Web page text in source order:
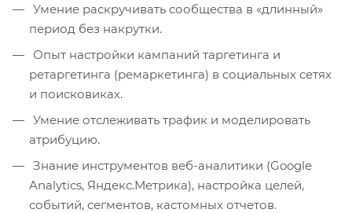
Умение раскручивать сообщества в «длинный»
период без накрутки.
Опыт настройки кампаний таргетинга и
ретаргетинга (ремаркетинга) в социальных сетях
и поисковиках.
Умение отслеживать трафик и моделировать
атрибуцию.
Знание инструментов веб-аналитики (Google
Analytics, Яндекс.Метрика), настройка целей,
событий, сегментов, кастомных отчетов.